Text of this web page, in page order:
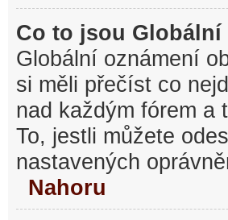
Co to jsou Globální
Globální oznámení
si měli přečíst co
nad každým fórem a
To, jestli můžete
nastavených
Nahoru